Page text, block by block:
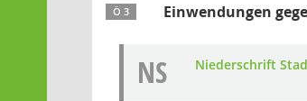
Ö 3 Einwendungen
NS Niederschrift